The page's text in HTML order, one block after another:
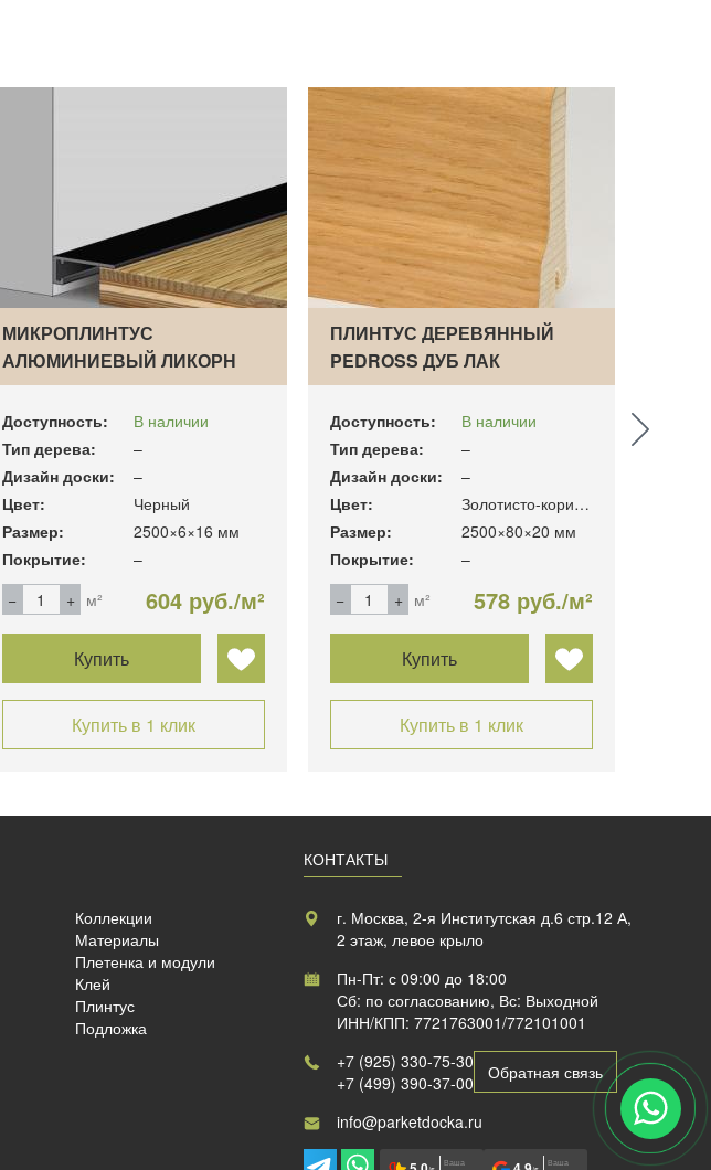
МИКРОПЛИНТУС
АЛЮМИНИЕВЫЙ ЛИКОРН
ЛАЙН С-05…
Доступность:
В наличии
Тип дерева:
–
Дизайн доски:
–
Цвет:
Черный
Размер:
2500×6×16 мм
Покрытие:
–
м²
604 руб./м²
Купить
Купить в 1 клик
ПЛИНТУС ДЕРЕВЯННЫЙ
PEDROSS ДУБ ЛАК
САПОЖОК…
Доступность:
В наличии
Тип дерева:
–
Дизайн доски:
–
Цвет:
Золотисто-коричневый
Размер:
2500×80×20 мм
Покрытие:
–
м²
578 руб./м²
Купить
Купить в 1 клик
Коллекции
Материалы
Плетенка и модули
Клей
Плинтус
Подложка
КОНТАКТЫ
г. Москва, 2-я Институтская д.6 стр.12 А,
2 этаж, левое крыло
Пн-Пт: с 09:00 до 18:00
Сб: по согласованию, Вс: Выходной
ИНН/КПП: 7721763001/772101001
+7 (925) 330-75-30
+7 (499) 390-37-00
Обратная связь
info@parketdocka.ru
Ваша
Ваша